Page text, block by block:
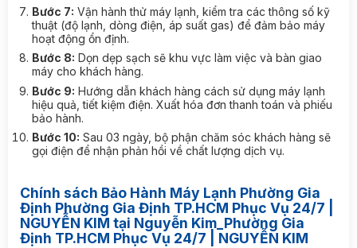
Bước 7: Vận hành thử máy lạnh, kiểm tra các thông số kỹ
thuật (độ lạnh, dòng điện, áp suất gas) để đảm bảo máy
hoạt động ổn định.
Bước 8: Dọn dẹp sạch sẽ khu vực làm việc và bàn giao
máy cho khách hàng.
Bước 9: Hướng dẫn khách hàng cách sử dụng máy lạnh
hiệu quả, tiết kiệm điện. Xuất hóa đơn thanh toán và phiếu
bảo hành.
Bước 10: Sau 03 ngày, bộ phận chăm sóc khách hàng sẽ
gọi điện để nhận phản hồi về chất lượng dịch vụ.
Chính sách Bảo Hành Máy Lạnh Phường Gia
Định Phường Gia Định TP.HCM Phục Vụ 24/7 |
NGUYỄN KIM tại Nguyễn Kim_Phường Gia
Định TP.HCM Phục Vụ 24/7 | NGUYỄN KIM